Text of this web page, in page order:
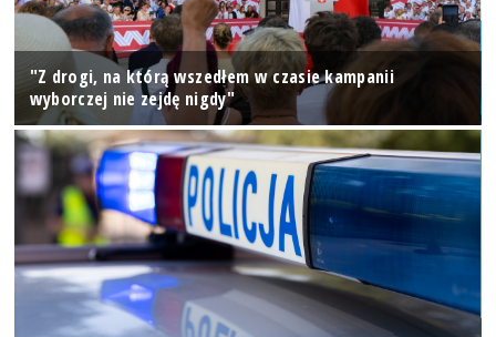
"Z drogi, na którą wszedłem w czasie kampanii
wyborczej nie zejdę nigdy"